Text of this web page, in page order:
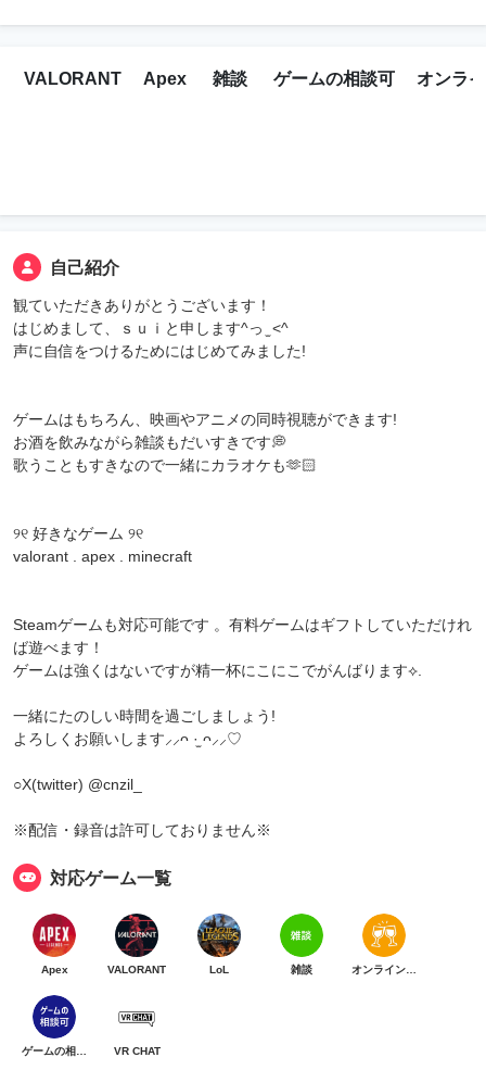
VALORANT Apex 雑談 ゲームの相談可 オンラ
自己紹介
観ていただきありがとうございます！
はじめまして、ｓｕｉと申します^っ ̫ <^
声に自信をつけるためにはじめてみました!
ゲームはもちろん、映画やアニメの同時視聴ができます!
お酒を飲みながら雑談もだいすきです💭
歌うこともすきなので一緒にカラオケも🫶🏻
୨୧ 好きなゲーム ୨୧
valorant . apex . minecraft
Steamゲームも対応可能です 。有料ゲームはギフトしていただけれ
ば遊べます！
ゲームは強くはないですが精一杯にこにこでがんばります⟡.
一緒にたのしい時間を過ごしましょう!
よろしくお願いします⸝⸝ᴖ ·̫ ᴖ⸝⸝♡
○X(twitter) @cnzil_
※配信・録音は許可しておりません※
対応ゲーム一覧
Apex VALORANT LoL 雑談
VR CHAT